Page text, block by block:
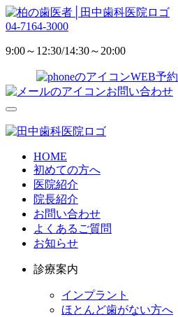
04-7164-3000
9:00～12:30/14:30～20:00
WEB予約
お問い合わせ
HOME
初めての方へ
医院紹介
院長紹介
お問い合わせ
よくあるご質問
お知らせ
診療案内
インプラント
ほとんど歯がない方へ